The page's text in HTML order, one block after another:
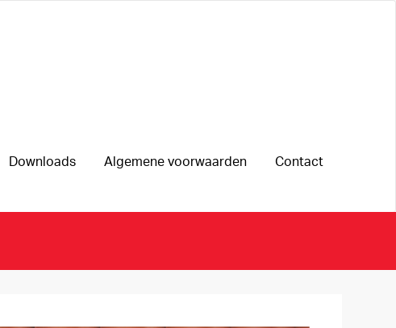
Downloads Algemene voorwaarden Contact